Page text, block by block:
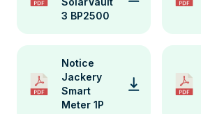
3 BP2500
Notice
Jackery
Smart
Meter 1P